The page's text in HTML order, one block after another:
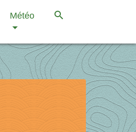
Météo search